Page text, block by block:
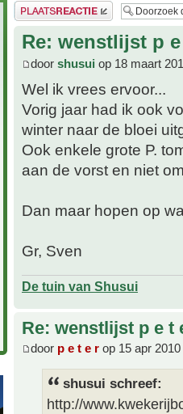
Plaats een reactie
Re: wenstlijst p
door shusui op 18 maart
Wel ik vrees ervoor...
Vorig jaar had ik ook
winter naar de bloei
Ook enkele grote P.
aan de vorst en niet
Dan maar hopen op
Gr, Sven
De tuin van Shusui
Re: wenstlijst p e t
door p e t e r op 15 apr
shusui schreef:
http://